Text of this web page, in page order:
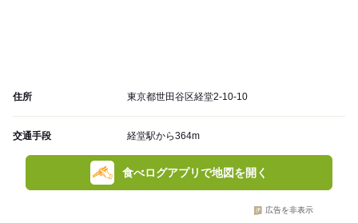
住所 東京都世田谷区経堂2-10-10
交通手段 経堂駅から364m
食べログアプリで地図を開く
広告を非表示